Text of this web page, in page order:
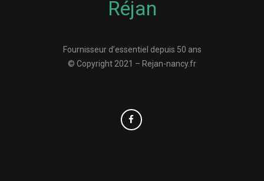
Réjan
Fournisseur d’essentiel depuis 50 ans
© Copyright 2021 – Rejan-nancy.fr